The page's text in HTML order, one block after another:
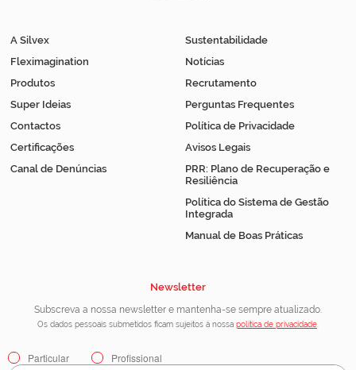
A Silvex
Fleximagination
Produtos
Super Ideias
Contactos
Certificações
Canal de Denúncias
Sustentabilidade
Notícias
Recrutamento
Perguntas Frequentes
Política de Privacidade
Avisos Legais
PRR: Plano de Recuperação e
Resiliência
Política do Sistema de Gestão
Integrada
Manual de Boas Práticas
Newsletter
Subscreva a nossa newsletter e mantenha-se sempre atualizado.
Os dados pessoais submetidos ficam sujeitos à nossa política de privacidade
Particular Profissional